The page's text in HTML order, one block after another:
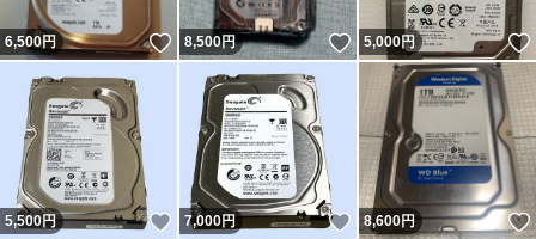
6,500円 いいね！
8,500円 いいね！
5,000円
5,500円 いいね！
7,000円 いいね！
8,600円